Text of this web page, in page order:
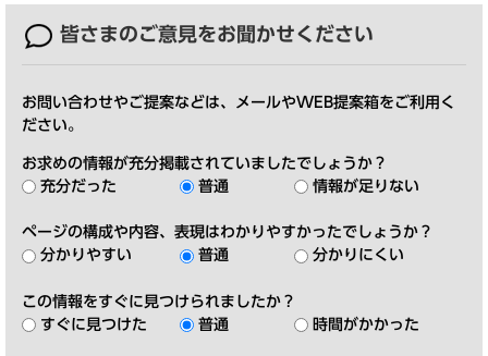
皆さまのご意見をお聞かせください
お問い合わせやご提案などは、メールやWEB提案箱をご利用く
ださい。
お求めの情報が充分掲載されていましたでしょうか？
充分だった
普通 情報が足りない
ページの構成や内容、表現はわかりやすかったでしょうか？
分かりやすい
普通 分かりにくい
この情報をすぐに見つけられましたか？
すぐに見つけた
普通 時間がかかった